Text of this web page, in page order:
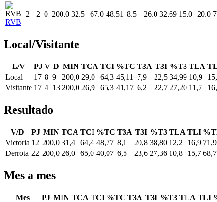
RVB
2 2 0 200,0 32,5 67,0 48,51 8,5 26,0 32,69 15,0 20,0
Local/Visitante
L/V PJ V D MIN TCA TCI %TC T3A T3I %T3 TLA
Local
17 8 9 200,0 29,0 64,3 45,11 7,9 22,5 34,99 10,9
Visitante 17 4 13 200,0 26,9 65,3 41,17 6,2 22,7 27,20 11,7
Resultado
V/D PJ MIN TCA TCI %TC T3A T3I %T3 TLA TLI
Victoria 12 200,0 31,4 64,4 48,77 8,1 20,8 38,80 12,2 16,9
Derrota 22 200,0 26,0 65,0 40,07 6,5 23,6 27,36 10,8 15,7
Mes a mes
Mes PJ MIN TCA TCI %TC T3A T3I %T3 TLA TLI